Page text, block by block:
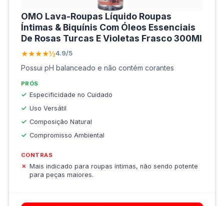
OMO Lava-Roupas Líquido Roupas
Íntimas & Biquínis Com Óleos Essenciais
De Rosas Turcas E Violetas Frasco 300Ml
★★★★½4.9/5
Possui pH balanceado e não contém corantes
PRÓS
Especificidade no Cuidado
Uso Versátil
Composição Natural
Compromisso Ambiental
CONTRAS
Mais indicado para roupas íntimas, não sendo potente
para peças maiores.